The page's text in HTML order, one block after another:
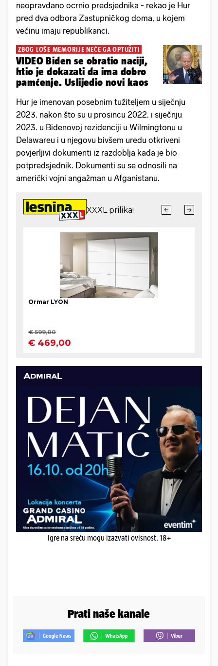
neopravdano ocrnio predsjednika - rekao je Hur
pred dva odbora Zastupničkog doma, u kojem
većinu imaju republikanci.
ZBOG LOŠE MEMORIJE NEĆE GA OPTUŽITI
VIDEO Biden se obratio naciji,
htio je dokazati da ima dobro
pamćenje. Uslijedio novi kaos
Hur je imenovan posebnim tužiteljem u siječnju
2023. nakon što su u prosincu 2022. i siječnju
2023. u Bidenovoj rezidenciji u Wilmingtonu u
Delawareu i u njegovu bivšem uredu otkriveni
povjerljivi dokumenti iz razdoblja kada je bio
potpredsjednik. Dokumenti su se odnosili na
američki vojni angažman u Afganistanu.
Igre na sreću mogu izazvati ovisnost. 18+
Prati naše kanale